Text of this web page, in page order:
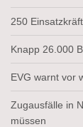
250
Knapp 26.000
EVG warnt vor
Zugausfälle in
müssen